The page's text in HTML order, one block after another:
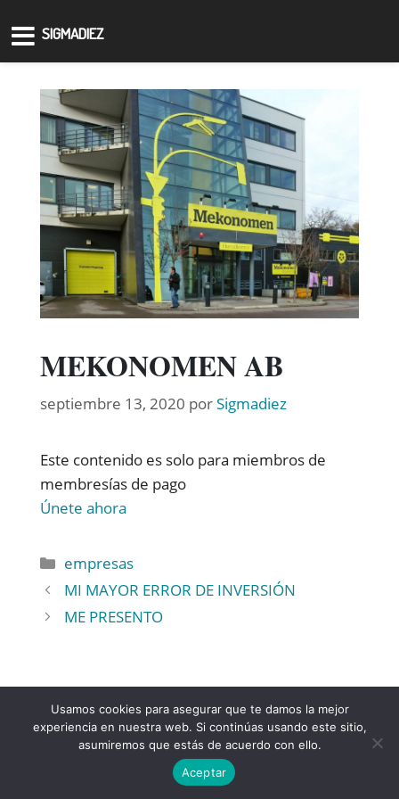
MEKONOMEN AB
septiembre 13, 2020 porSigmadiez
Este contenido es solo para miembros de
membresías de pago
Únete ahora
empresas
MI MAYOR ERROR DE INVERSIÓN
ME PRESENTO
SIGMADIEZ
Usamos cookies para asegurar que te damos la mejor
experiencia en nuestra web. Si continúas usando este sitio,
asumiremos que estás de acuerdo con ello.
Aceptar